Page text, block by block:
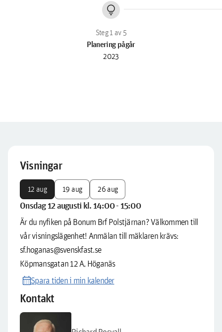
lightbulb
Planering pågår
2023
Visningar
12 aug 19 aug 26 aug
Onsdag 12 augusti kl. 14:00 - 15:00
Är du nyfiken på Bonum Brf Polstjärnan? Välkommen till
vår visningslägenhet! Anmälan till mäklaren krävs:
sf.hoganas@svenskfast.se
Köpmansgatan 12 A, Höganäs
calendar_monthSpara tiden i min kalender
Kontakt